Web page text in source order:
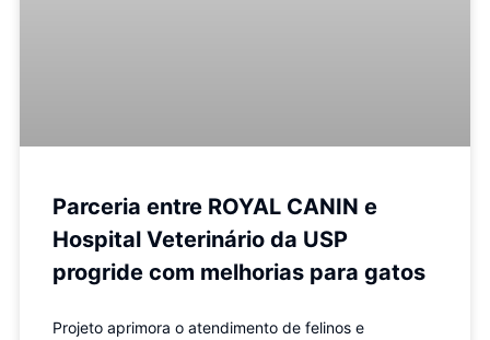
Parceria entre ROYAL CANIN e
Hospital Veterinário da USP
progride com melhorias para gatos
Projeto aprimora o atendimento de felinos e